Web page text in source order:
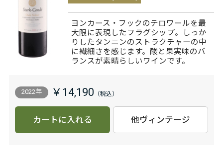
ヨンカース・フックのテロワールを最
大限に表現したフラグシップ。しっか
りしたタンニンのストラクチャーの中
に繊細さを感じます。酸と果実味のバ
ランスが素晴らしいワインです。
2022年 ￥14,190
カートに入れる 他ヴィンテージ